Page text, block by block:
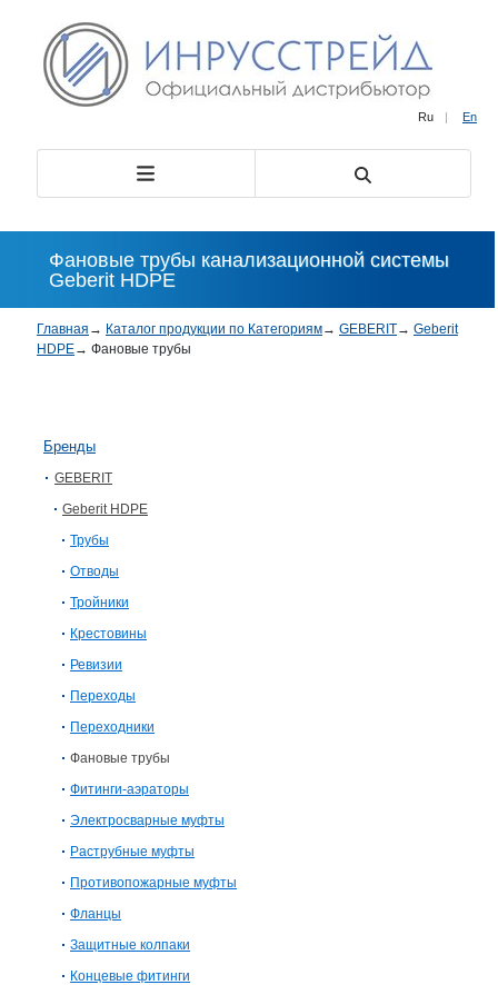
Ru | En
Фановые трубы канализационной системы
Geberit HDPE
Главная → Каталог продукции по Категориям→ GEBERIT→ Geberit
HDPE→ Фановые трубы
Бренды
GEBERIT
Geberit HDPE
Трубы
Отводы
Тройники
Крестовины
Ревизии
Переходы
Переходники
Фановые трубы
Фитинги-аэраторы
Электросварныe муфты
Раструбные муфты
Противопожарные муфты
Фланцы
Защитные колпаки
Концевые фитинги